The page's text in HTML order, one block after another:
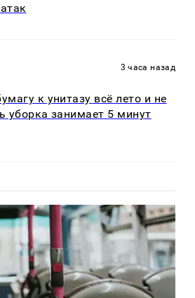
3 часа назад
к унитазу всё лето и не
уборка занимает 5 минут